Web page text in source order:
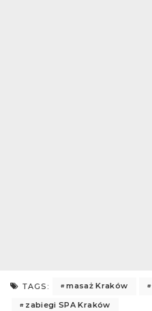
TAGS: masaż Kraków
zabiegi SPA Kraków